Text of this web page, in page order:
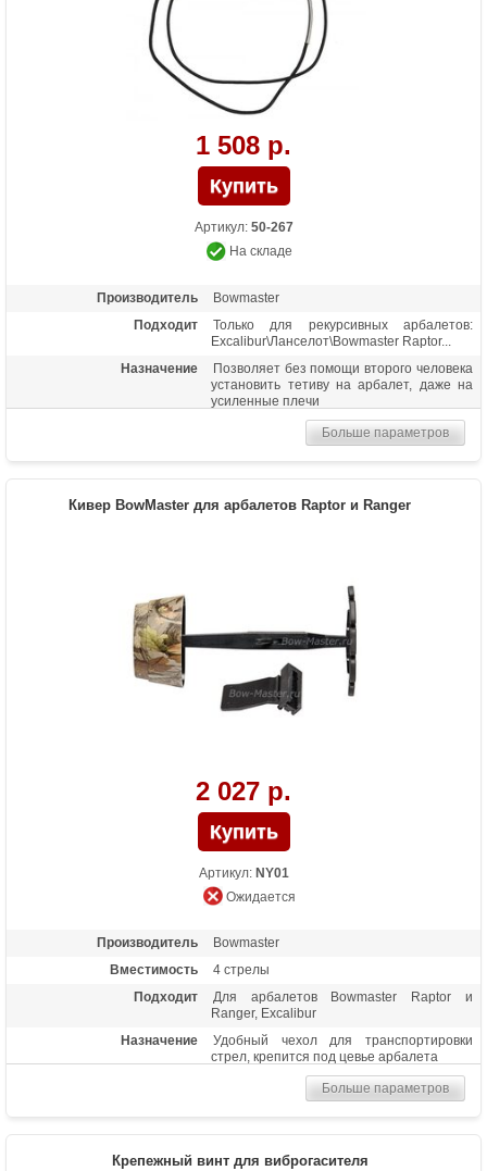
1 508 р.
Артикул: 50-267
На складе
Производитель
Bowmaster
Подходит
Только для рекурсивных арбалетов:
Excalibur\Ланселот\Bowmaster Raptor...
Назначение
Позволяет без помощи второго человека
установить тетиву на арбалет, даже на
усиленные плечи
Больше параметров
Кивер BowMaster для арбалетов Raptor и Ranger
2 027 р.
Артикул: NY01
Ожидается
Производитель
Bowmaster
Вместимость
4 стрелы
Подходит
Для арбалетов Bowmaster Raptor и
Ranger, Excalibur
Назначение
Удобный чехол для транспортировки
стрел, крепится под цевье арбалета
Больше параметров
Крепежный винт для виброгасителя